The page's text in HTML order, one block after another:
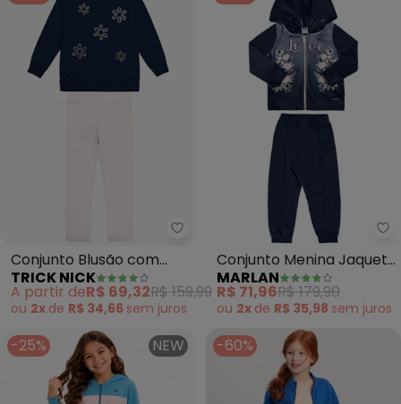
Trick Nick - Conjunto Blusão
Conjunto Blusão com
Legging Moletom (Azul)
TRICK NICK
A partir deR$ 69,32R$ 159,99
ou 2x de R$ 34,66 sem juros
Conjunto Menina Jaqueta
e Calça Plush Love (Azul)
MARLAN
R$ 71,96R$ 179,90
ou 2x de R$ 35,98 sem juros
-25% NEW -60%